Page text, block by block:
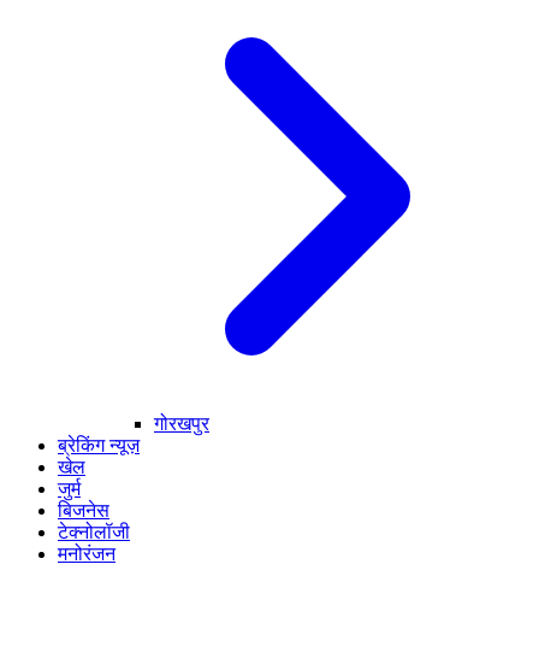
गोरखपुर
ब्रेकिंग न्यूज़
खेल
जुर्म
बिजनेस
टेक्नोलॉजी
मनोरंजन